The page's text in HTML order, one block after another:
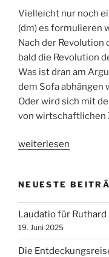
Vielleicht nur noch
(dm) es formulieren
Nach der Revolution
bald die Revolution
Was ist dran am
dem Sofa abhängen
Oder wird sich mit
von wirtschaftlichen
„Bedingungsloses
weiterlesen
NEUESTE
Laudatio für Ruthard
19. Juni 2025
Die